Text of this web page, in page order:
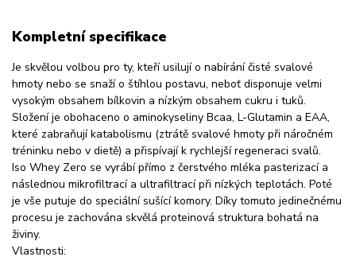
Kompletní specifikace
Je skvělou volbou pro ty, kteří usilují o nabírání čisté svalové
hmoty nebo se snaží o štíhlou postavu, neboť disponuje velmi
vysokým obsahem bílkovin a nízkým obsahem cukru i tuků.
Složení je obohaceno o aminokyseliny Bcaa, L-Glutamin a EAA,
které zabraňují katabolismu (ztrátě svalové hmoty při náročném
tréninku nebo v dietě) a přispívají k rychlejší regeneraci svalů.
Iso Whey Zero se vyrábí přímo z čerstvého mléka pasterizací a
následnou mikrofiltrací a ultrafiltrací při nízkých teplotách. Poté
je vše putuje do speciální sušící komory. Díky tomuto jedinečnému
procesu je zachována skvělá proteinová struktura bohatá na
živiny.
Vlastnosti: